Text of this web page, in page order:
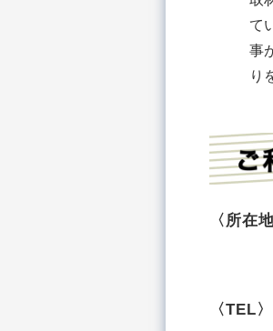
て
事
り
〈所在地
〈TEL〉